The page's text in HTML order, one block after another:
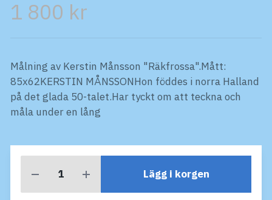
1 800 kr
Målning av Kerstin Månsson "Räkfrossa".Mått:
85x62KERSTIN MÅNSSONHon föddes i norra Halland
på det glada 50-talet.Har tyckt om att teckna och
måla under en lång
Lägg i korgen